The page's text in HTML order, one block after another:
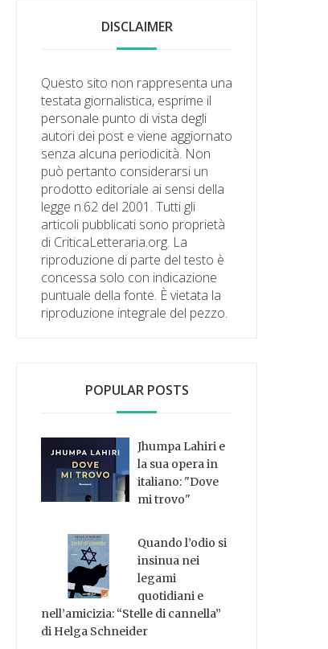
DISCLAIMER
Questo sito non rappresenta una
testata giornalistica, esprime il
personale punto di vista degli
autori dei post e viene aggiornato
senza alcuna periodicità. Non
può pertanto considerarsi un
prodotto editoriale ai sensi della
legge n.62 del 2001. Tutti gli
articoli pubblicati sono proprietà
di CriticaLetteraria.org. La
riproduzione di parte del testo è
concessa solo con indicazione
puntuale della fonte. È vietata la
riproduzione integrale del pezzo.
POPULAR POSTS
Jhumpa Lahiri e
la sua opera in
italiano: "Dove
mi trovo"
Quando l’odio si
insinua nei
legami
quotidiani e
nell’amicizia: “Stelle di cannella”
di Helga Schneider